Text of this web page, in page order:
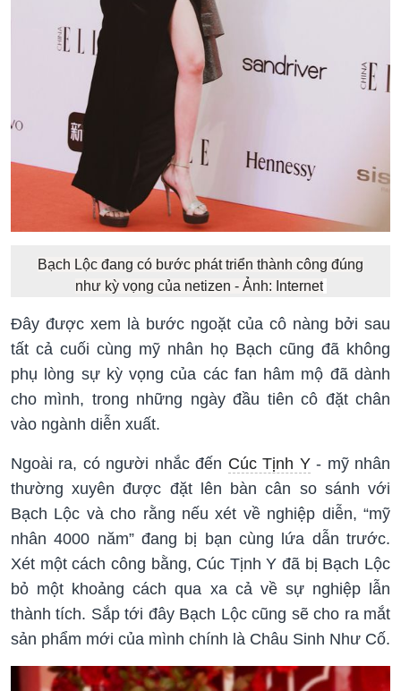
Bạch Lộc đang có bước phát triển thành công đúng
như kỳ vọng của netizen - Ảnh: Internet
Đây được xem là bước ngoặt của cô nàng bởi sau
tất cả cuối cùng mỹ nhân họ Bạch cũng đã không
phụ lòng sự kỳ vọng của các fan hâm mộ đã dành
cho mình, trong những ngày đầu tiên cô đặt chân
vào ngành diễn xuất.
Ngoài ra, có người nhắc đến Cúc Tịnh Y- mỹ nhân
thường xuyên được đặt lên bàn cân so sánh với
Bạch Lộc và cho rằng nếu xét về nghiệp diễn, “mỹ
nhân 4000 năm” đang bị bạn cùng lứa dẫn trước.
Xét một cách công bằng, Cúc Tịnh Y đã bị Bạch Lộc
bỏ một khoảng cách qua xa cả về sự nghiệp lẫn
thành tích. Sắp tới đây Bạch Lộc cũng sẽ cho ra mắt
sản phẩm mới của mình chính là Châu Sinh Như Cố.